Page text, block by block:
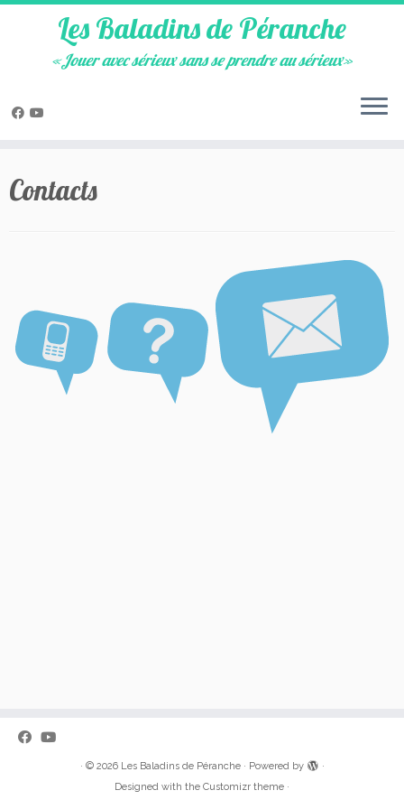
content
Les Baladins de Péranche
«Jouer avec sérieux sans se prendre au sérieux»
Contacts
· © 2026 Les Baladins de Péranche· Powered by
·
Designed with the Customizr theme ·